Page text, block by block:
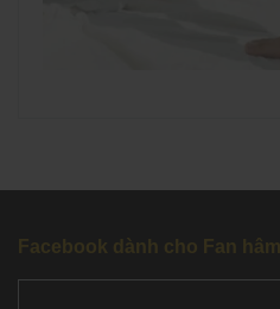
Facebook dành cho Fan